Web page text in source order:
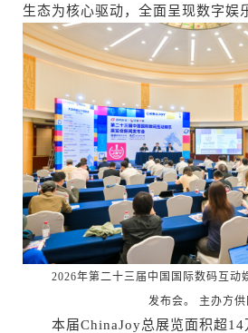
生态为核心驱动，全面呈现数字娱
2026年第二十三届中国国际数码互动
发布会。 主办方供
本届ChinaJoy总展览面积超14